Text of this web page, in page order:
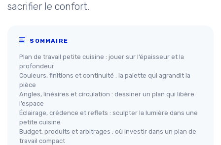
sacrifier le confort.
SOMMAIRE
Plan de travail petite cuisine : jouer sur l’épaisseur et la
profondeur
Couleurs, finitions et continuité : la palette qui agrandit la
pièce
Angles, linéaires et circulation : dessiner un plan qui libère
l’espace
Éclairage, crédence et reflets : sculpter la lumière dans une
petite cuisine
Budget, produits et arbitrages : où investir dans un plan de
travail compact